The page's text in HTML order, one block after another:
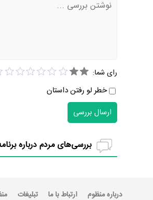
رای شما:
خطر لو رفتن داستان
ارسال بررسی
بررسی‌های مردم درباره
درباره منظوم ارتباط با ما تبلیغات